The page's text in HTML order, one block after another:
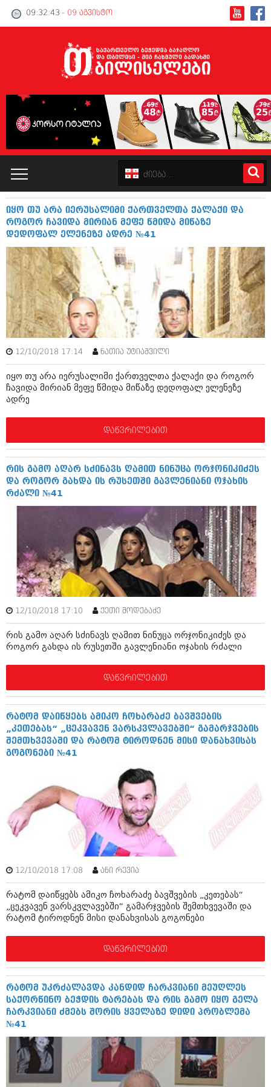
09:32:44 - 09 აგვისტო
პოლიტიკა
ინტერვიუები
ამბები
საზოგადოება
მოდი, ვილაპარაკოთ
მოდა + დიზაინი
რელიგია
მედიცინა
სპორტი
კადრს მიღმა
კულინარია
ავტორჩევები
ბელადები
ბიზნესსიახლეები
გვარები
თემიდას სასწორი
იუმორი
კალეიდოსკოპი
ჰოროსკოპი და შეუცნობელი
კრიმინალი
სახალისო ამბები
შოუბიზნესი
ქალი და მამაკაცი
ისტორია
სხვადასხვა
ანონსი
არქივი
აგვისტო 2018 (162)
ივლისი 2018 (223)
ივნისი 2018 (244)
აპრილი 2018 (194)
მარტი 2018 (256)
თებერვალი 2018 (208)
იანვარი 2018 (215)
კატალოგი
ინტერვიუები
ამბები
საზოგადოება
მოდი, ვილაპარაკოთ
მოდა + დიზაინი
რელიგია
კადრს მიღმა
კულინარია
ავტორჩევები
ბიზნესსიახლეები
გვარები
თემიდას სასწორი
იუმორი
კალეიდოსკოპი
კრიმინალი
რომანი და დეტექტივი
სახალისო ამბები
დაიჯესტი
ქალი და მამაკაცი
ანონსი
არქივი
ნოემბერი 2020 (103)
ოქტომბერი 2020 (209)
სექტემბერი 2020 (204)
აგვისტო 2020 (249)
ივლისი 2020 (204)
ივნისი 2020 (249)
არქივის ზომის ნახვა
იყო თუ არა იერუსალიმი ქართველთა ქალაქი და
როგორ ჩავიდა მირიან მეფე წმიდა მიწაზე
დედოფალ ელენეზე ადრე №41
12/10/2018 17:14 ნათია უტიაშვილი
იყო თუ არა იერუსალიმი ქართველთა ქალაქი და როგორ
ჩავიდა მირიან მეფე წმიდა მიწაზე დედოფალ ელენეზე
ადრე
დაწვრილებით
რის გამო აღარ სძინავს ღამით ნინუცა ორჯონიკიძეს
და როგორ გახდა ის რუსეთში გავლენიანი ოჯახის
რძალი №41
12/10/2018 17:10 ქეთი მოდებაძე
რის გამო აღარ სძინავს ღამით ნინუცა ორჯონიკიძეს და
როგორ გახდა ის რუსეთში გავლენიანი ოჯახის რძალი
დაწვრილებით
რატომ დაიწყებს ამიკო ჩოხარაძე ბავშვების
„კეთებას“ „ცეკვავენ ვარსკვლავებში“ გამარჯვების
შემთხვევაში და რატომ ტიროდნენ მისი დანახვისას
გოგონები №41
12/10/2018 17:08 ანი რევია
რატომ დაიწყებს ამიკო ჩოხარაძე ბავშვების „კეთებას“
„ცეკვავენ ვარსკვლავებში“ გამარჯვების შემთხვევაში და
რატომ ტიროდნენ მისი დანახვისას გოგონები
დაწვრილებით
რატომ უკრძალავდა კანდიდ ჩარკვიანი მეუღლეს
საქორწინო ბეჭდის ტარებას და რის გამო იყო გელა
ჩარკვიანი ძმებს შორის ყველაზე დიდი პრობლემა
№41